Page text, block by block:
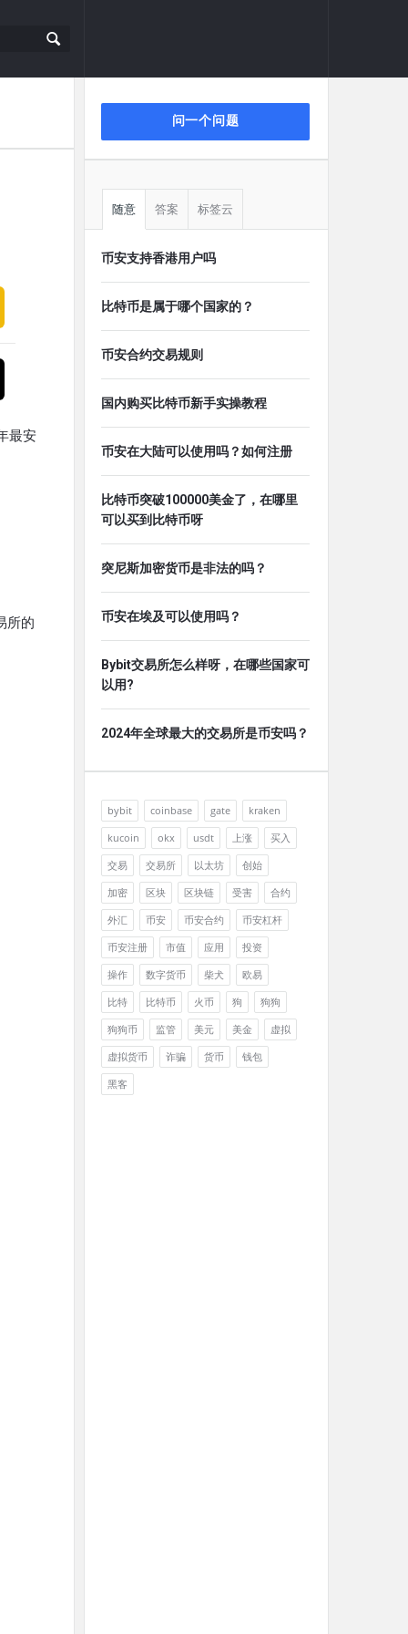
最安
所的
问一个问题
随意 答案 标签云
币安支持香港用户吗
比特币是属于哪个国家的？
币安合约交易规则
国内购买比特币新手实操教程
币安在大陆可以使用吗？如何注册
比特币突破100000美金了，在哪里
可以买到比特币呀
突尼斯加密货币是非法的吗？
币安在埃及可以使用吗？
Bybit交易所怎么样呀，在哪些国家可
以用?
2024年全球最大的交易所是币安吗？
bybit coinbase gate
kraken
kucoin
okx usdt 上涨
买入
交易
交易所 以太坊
创始
加密
区块 区块链 受害
合约
外汇
币安 币安合约
币安杠杆
币安注册
市值 应用
投资
操作
数字货币 柴犬
欧易
比特
比特币 火币 狗
狗狗
狗狗币
监管 美元 美金
虚拟
虚拟货币
诈骗 货币
钱包
黑客